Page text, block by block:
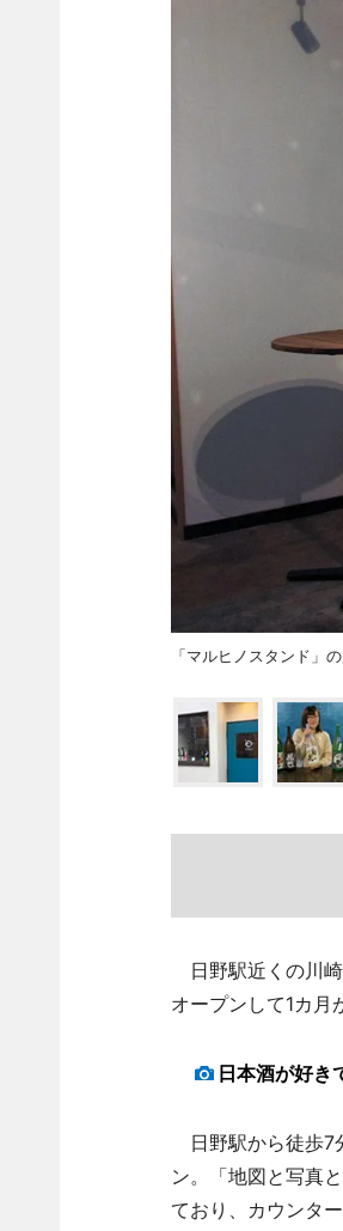
「マルヒノスタンド」
日野駅近くの川
オープンして1カ月
日本酒が好き
日野駅から徒歩7
ン。「地図と写真
ており、カウンタ